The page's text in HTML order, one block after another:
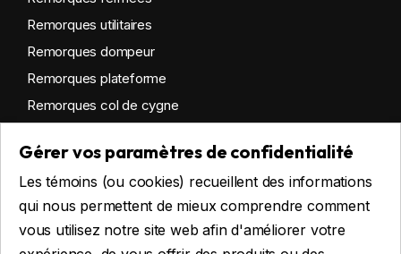
Gérer vos paramètres de confidentialité
Les témoins (ou cookies) recueillent des informations
qui nous permettent de mieux comprendre comment
vous utilisez notre site web afin d'améliorer votre
Remorques utilitaires
Remorques dompeur
Remorques plateforme
Remorques col de cygne
Remorques sur mesure
Location